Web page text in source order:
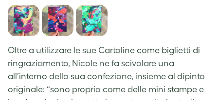
Oltre a utilizzare le sue Cartoline come biglietti di
ringraziamento, Nicole ne fa scivolare una
all’interno della sua confezione, insieme al dipinto
originale: “sono proprio come delle mini stampe e